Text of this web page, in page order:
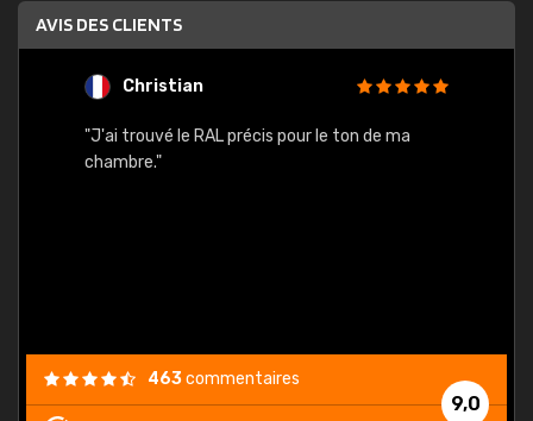
AVIS DES CLIENTS
Christian
"J'ai trouvé le RAL précis pour le ton de ma
chambre."
9,0
463commentaires